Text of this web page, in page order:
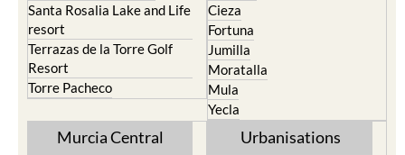
Santa Rosalia Lake and Life
resort
Terrazas de la Torre Golf
Resort
Torre Pacheco
Cieza
Fortuna
Jumilla
Moratalla
Mula
Yecla
Murcia Central Urbanisations